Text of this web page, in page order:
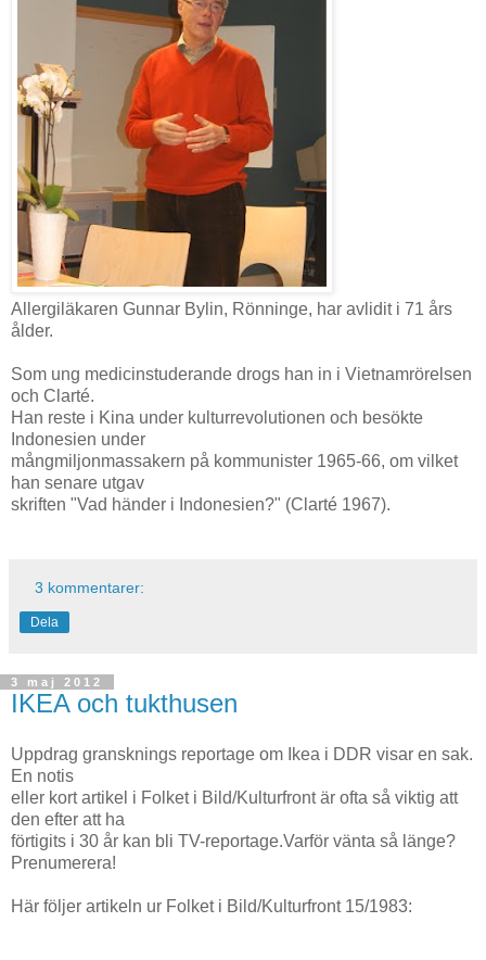
Allergiläkaren Gunnar Bylin, Rönninge, har avlidit i 71 års
ålder.
Som ung medicinstuderande drogs han in i Vietnamrörelsen
och Clarté.
Han reste i Kina under kulturrevolutionen och besökte
Indonesien under
mångmiljonmassakern på kommunister 1965-66, om vilket
han senare utgav
skriften "Vad händer i Indonesien?" (Clarté 1967).
3 kommentarer:
Dela
3 maj 2012
IKEA och tukthusen
Uppdrag gransknings reportage om Ikea i DDR visar en sak.
En notis
eller kort artikel i Folket i Bild/Kulturfront är ofta så viktig att
den efter att ha
förtigits i 30 år kan bli TV-reportage.Varför vänta så länge?
Prenumerera!
Här följer artikeln ur Folket i Bild/Kulturfront 15/1983: